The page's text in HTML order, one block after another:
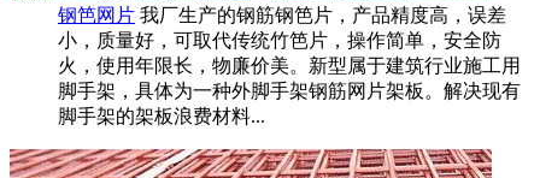
钢笆网片 我厂生产的钢筋钢笆片，产品精度高，误差
小，质量好，可取代传统竹笆片，操作简单，安全防
火，使用年限长，物廉价美。新型属于建筑行业施工用
脚手架，具体为一种外脚手架钢筋网片架板。解决现有
脚手架的架板浪费材料...